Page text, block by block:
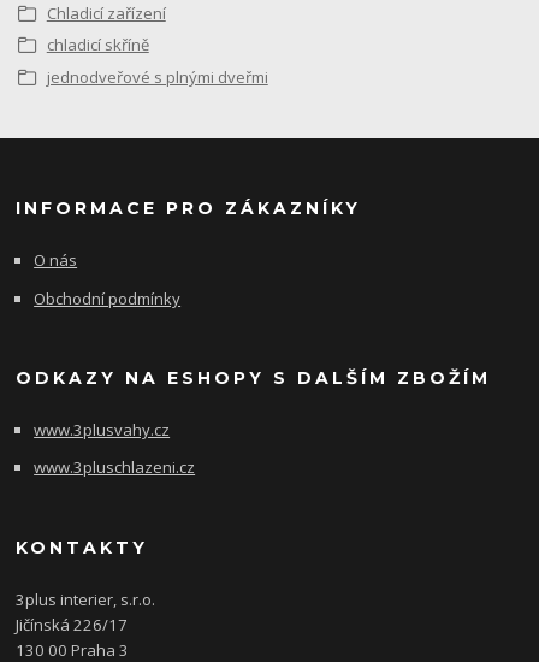
Chladicí zařízení
chladicí skříně
jednodveřové s plnými dveřmi
INFORMACE PRO ZÁKAZNÍKY
O nás
Obchodní podmínky
ODKAZY NA ESHOPY S DALŠÍM ZBOŽÍM
www.3plusvahy.cz
www.3pluschlazeni.cz
KONTAKTY
3plus interier, s.r.o.
Jičínská 226/17
130 00 Praha 3